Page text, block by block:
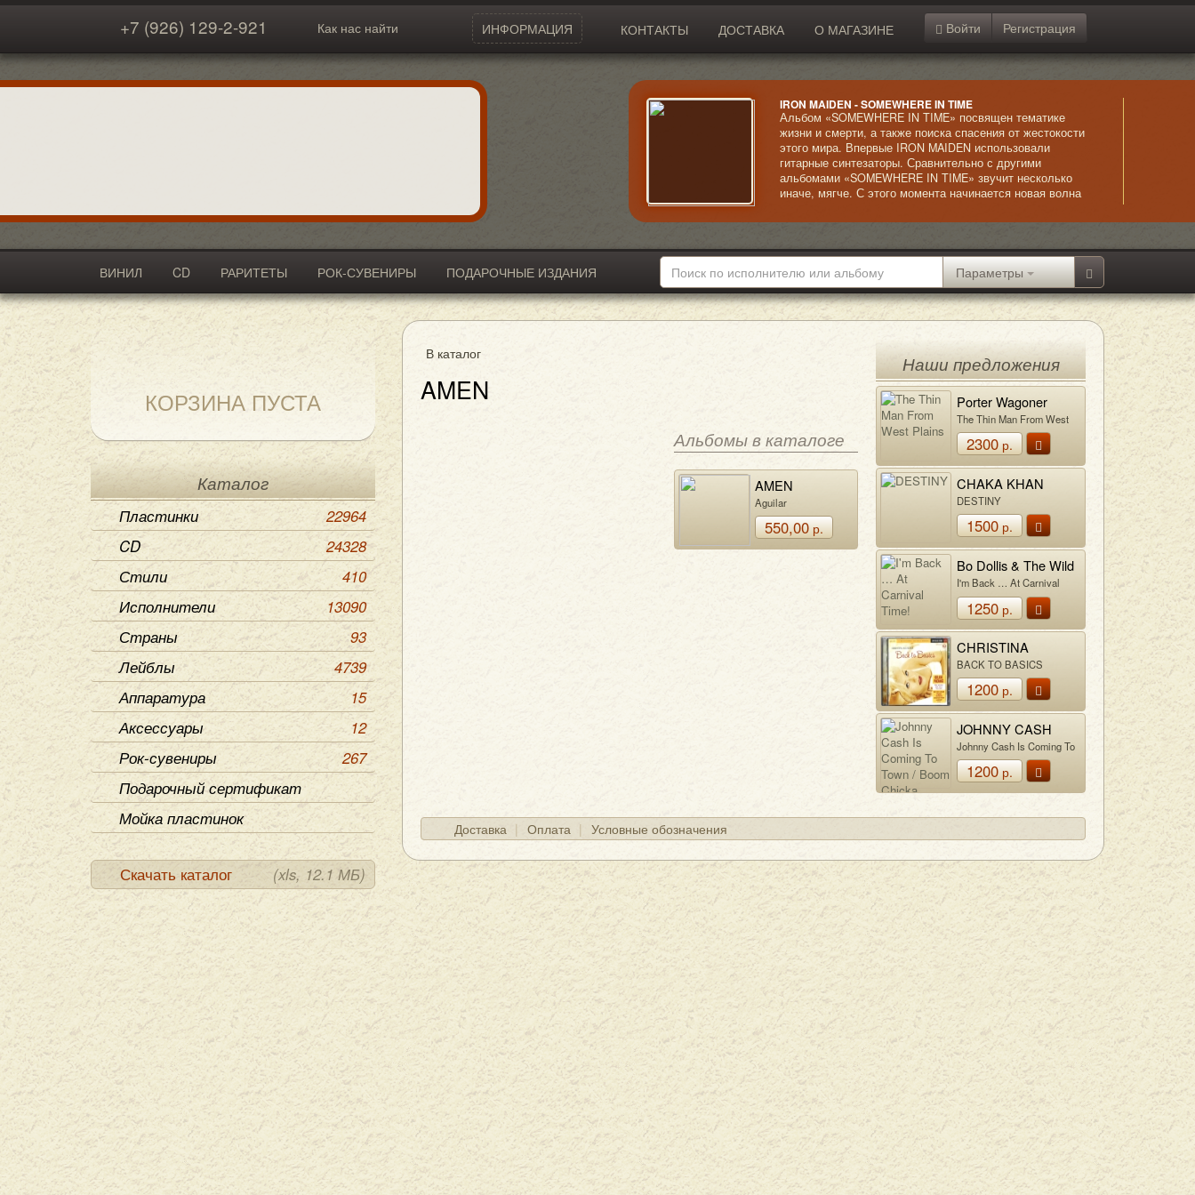
+7 (926) 129-2-921 Как нас найти ИНФОРМАЦИЯ КОНТАКТЫ ДОСТАВКА О МАГАЗИНЕ Войти Регистрация
IRON MAIDEN - SOMEWHERE IN TIME
Альбом «SOMEWHERE IN TIME» посвящен тематике
жизни и смерти, а также поиска спасения от жестокости
этого мира. Впервые IRON MAIDEN использовали
гитарные синтезаторы. Сравнительно с другими
альбомами «SOMEWHERE IN TIME» звучит несколько
иначе, мягче. С этого момента начинается новая волна
более эффектного звучания.
ВИНИЛ CD РАРИТЕТЫ РОК-СУВЕНИРЫ
ПОДАРОЧНЫЕ ИЗДАНИЯ
АКСЕССУАРЫ
Параметры
КОРЗИНА ПУСТА
Каталог
Пластинки
22964
CD
24328
Стили
410
Исполнители
13090
Страны
93
Лейблы
4739
Аппаратура
15
Аксессуары
12
Рок-сувениры
267
Подарочный сертификат
Мойка пластинок
Скачать каталог (xls, 12.1 МБ)
В каталог
AMEN
Альбомы в каталоге
AMEN
Aguilar
550,00р.
Наши предложения
Porter Wagoner
The Thin Man From West
Plains
2300р.
CHAKA KHAN
DESTINY
1500р.
Bo Dollis & The Wild
Magnolias
I'm Back … At Carnival
Time!
1250р.
CHRISTINA
AGUILERA
BACK TO BASICS
1200р.
JOHNNY CASH
Johnny Cash Is Coming To
Town / Boom Chicka Boom
1200р.
Доставка Оплата Условные обозначения